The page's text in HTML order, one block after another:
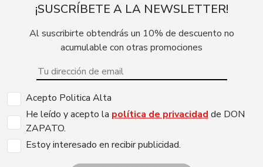
¡SUSCRÍBETE A LA NEWSLETTER!
Al suscribirte obtendrás un 10% de descuento no
acumulable con otras promociones
Acepto Politica Alta
He leído y acepto la política de privacidad de DON
ZAPATO.
Estoy interesado en recibir publicidad.